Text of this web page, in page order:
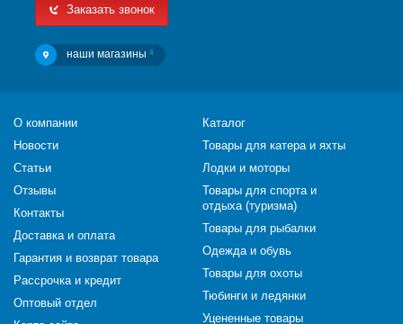
Заказать звонок
наши магазины 4
О компании
Новости
Статьи
Отзывы
Контакты
Доставка и оплата
Гарантия и возврат товара
Рассрочка и кредит
Оптовый отдел
Каталог
Товары для катера и яхты
Лодки и моторы
Товары для спорта и
отдыха (туризма)
Товары для рыбалки
Одежда и обувь
Товары для охоты
Тюбинги и ледянки
Уцененные товары